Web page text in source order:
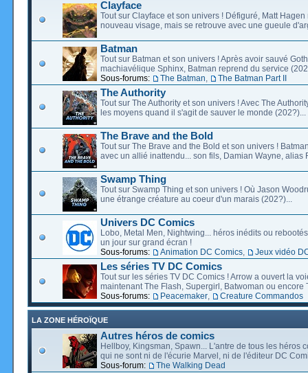
Clayface
Tout sur Clayface et son univers ! Défiguré, Matt Hagen
nouveau visage, mais se retrouve avec une gueule
Batman
Tout sur Batman et son univers ! Après avoir sauvé
machiavélique Sphinx, Batman reprend du service
Sous-forums:
The Batman The Batman Part II
The Authority
Tout sur The Authority et son univers ! Avec The
les moyens quand il s'agit de sauver le monde (202?)...
The Brave and the Bold
Tout sur The Brave and the Bold et son univers !
avec un allié inattendu... son fils, Damian Wayne, alias
Swamp Thing
Tout sur Swamp Thing et son univers ! Où Jason
une étrange créature au coeur d'un marais (202?)...
Univers DC Comics
Lobo, Metal Men, Nightwing... héros inédits ou
un jour sur grand écran !
Sous-forums:
Animation DC Comics Jeux vidéo
Les séries TV DC Comics
Tout sur les séries TV DC Comics ! Arrow a ouvert la
maintenant The Flash, Supergirl, Batwoman ou encore
Sous-forums:
Peacemaker Creature Commandos
LA ZONE HÉROÏQUE
Autres héros de comics
Hellboy, Kingsman, Spawn... L'antre de tous les héros
qui ne sont ni de l'écurie Marvel, ni de l'éditeur DC
Sous-forum:
The Walking Dead